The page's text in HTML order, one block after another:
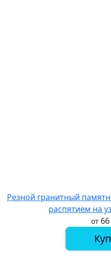
Резной гранитный
распятием на
от